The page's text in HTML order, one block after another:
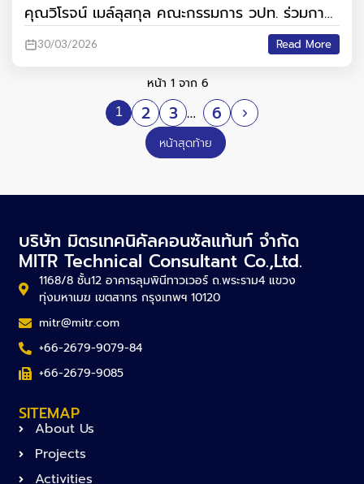
คุณวิโรจน์ เมล์ลุสกุล คณะกรรมการ วปท. ร่วมการ
ประชุมใหญ่สามัญประจำปี 2569 ของสมาคมวิศวกร
ที่ปรึกษาแห่งประเทศไทย
30/03/2026 Read More
หน้า 1 จาก 6
1 2 3 … 6
หน้าสุดท้าย
บริษัท มิตรเทคนิคัลคอนซัลแท้นท์ จำกัด
MITR Technical Consultant Co.,Ltd.
1168/8 ชั้น12 อาคารลุมพินีทาวเวอร์ ถ.พระราม4 แขวง
ทุ่งมหาเมฆ เขตสาทร กรุงเทพฯ 10120
mitr@mitr.com
+66-2679-9079-84
+66-2679-9085
SITEMAP
About Us
Projects
Activities